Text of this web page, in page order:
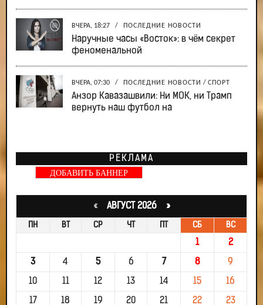
ВЧЕРА, 18:27 / ПОСЛЕДНИЕ НОВОСТИ
Наручные часы «Восток»: в чём секрет
феноменальной
ВЧЕРА, 07:30 / ПОСЛЕДНИЕ НОВОСТИ / СПОРТ
Анзор Кавазашвили: Ни МОК, ни Трамп
вернуть наш футбол на
РЕКЛАМА
ДОБАВИТЬ БАННЕР
«АВГУСТ 2026 »
ПН ВТ СР ЧТ ПТ СБ ВС
1 2
3 4 5 6 7 8 9
10 11 12 13 14 15 16
17 18 19 20 21 22 23